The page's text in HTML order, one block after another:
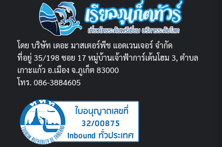
โดย บริษัท เดอะ มาสเตอร์พีช แอดเวนเจอร์ จำกัด
ที่อยู่ 35/198 ซอย 17 หมู่บ้านเจ้าฟ้าการ์เด้นโฮม 3, ตำบล
เกาะแก้ว อ.เมือง จ.ภูเก็ต 83000
โทร. 086-3884605